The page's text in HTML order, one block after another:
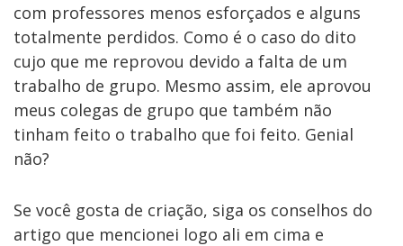
com professores menos esforçados e alguns
totalmente perdidos. Como é o caso do dito
cujo que me reprovou devido a falta de um
trabalho de grupo. Mesmo assim, ele aprovou
meus colegas de grupo que também não
tinham feito o trabalho que foi feito. Genial
não?
Se você gosta de criação, siga os conselhos do
artigo que mencionei logo ali em cima e